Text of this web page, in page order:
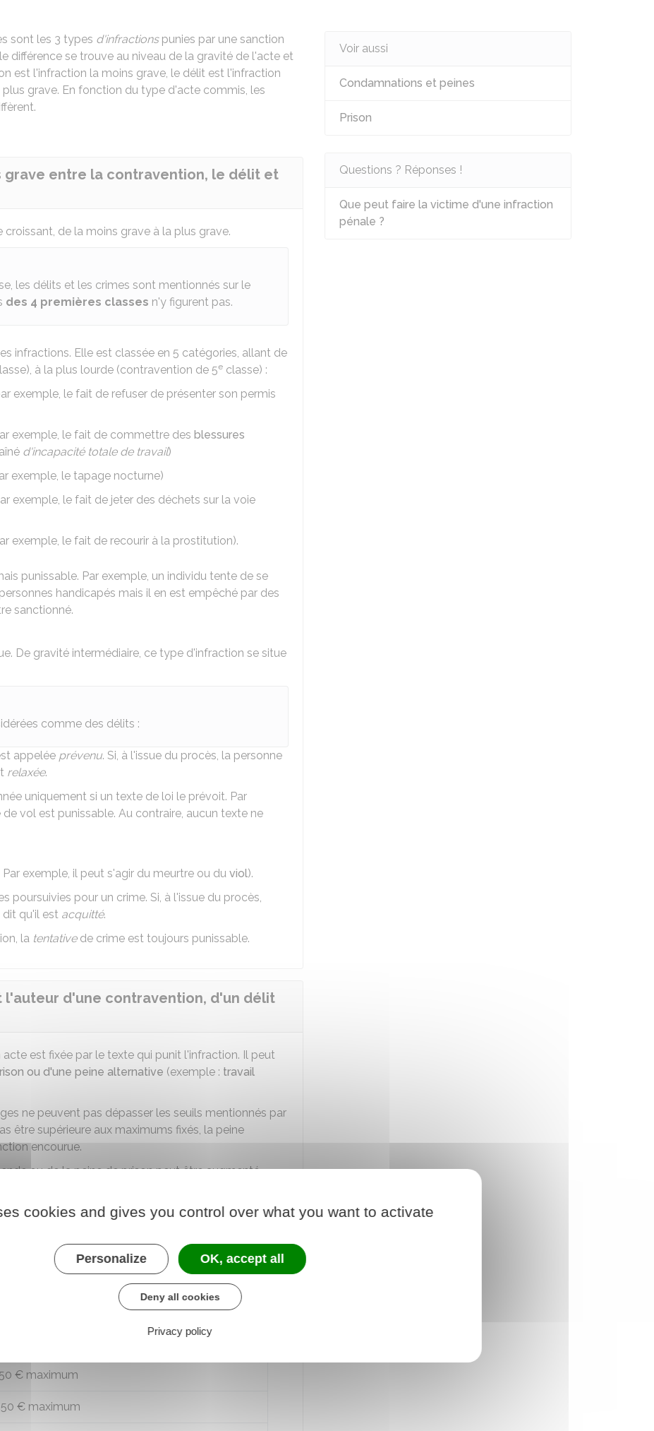
sont les 3 types d'infractionspunies par une sanction
différence se trouve au niveau de la gravité de l'acte et
est l'infraction la moins grave, le délit est l'infraction
grave. En fonction du type d'acte commis, les
entre la contravention, le délit et
de la moins grave à la plus grave.
les délits et les crimes sont mentionnés sur le
des 4 premières classes n'y figurent pas.
infractions. Elle est classée en 5 catégories, allant de
à la plus lourde (contravention de 5e classe) :
exemple, le fait de refuser de présenter son permis
exemple, le fait de commettre des blessures
d'incapacité totale de travail)
exemple, le tapage nocturne)
exemple, le fait de jeter des déchets sur la voie
exemple, le fait de recourir à la prostitution).
punissable. Par exemple, un individu tente de se
handicapés mais il en est empêché par des
sanctionné.
De gravité intermédiaire, ce type d'infraction se situe
comme des délits :
appelée prévenu. Si, à l'issue du procès, la personne
relaxée.
uniquement si un texte de loi le prévoit. Par
vol est punissable. Au contraire, aucun texte ne
exemple, il peut s'agir du meurtre ou du viol).
poursuivies pour un crime. Si, à l'issue du procès,
dit qu'il est acquitté.
la tentativede crime est toujours punissable.
l'auteur d'une contravention, d'un délit
est fixée par le texte qui punit l'infraction. Il peut
ou d'une peine alternative (exemple : travail
ne peuvent pas dépasser les seuils mentionnés par
être supérieure aux maximums fixés, la peine
encourue.
ou de la peine de prison peut être augmenté.
prison, etc.), la juridiction peut prononcer
pour chaque infraction ?
€maximum
€maximum
Voir aussi
Condamnations et peines
Prison
Questions ? Réponses !
Que peut faire la victime d'une infraction
pénale ?
cookies and gives you control over what you want to activate
Personalize OK, accept all
Deny all cookies
Privacy policy